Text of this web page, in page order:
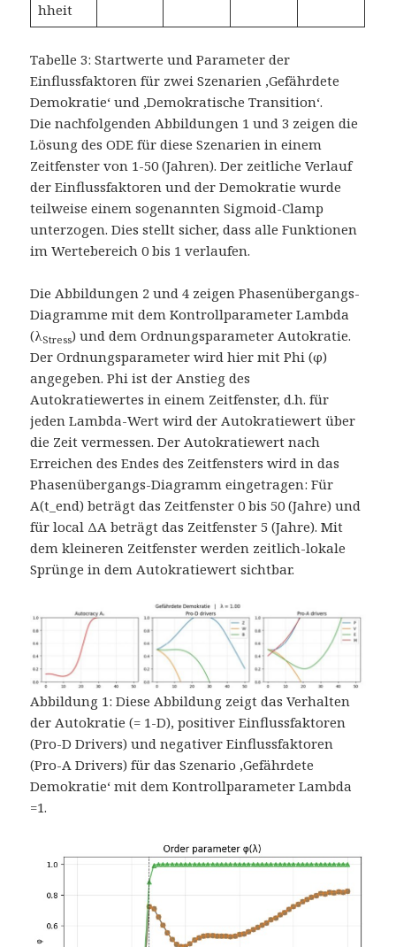
hheit
Tabelle 3: Startwerte und Parameter der
Einflussfaktoren für zwei Szenarien ‚Gefährdete
Demokratie‘ und ‚Demokratische Transition‘.
Die nachfolgenden Abbildungen 1 und 3 zeigen die
Lösung des ODE für diese Szenarien in einem
Zeitfenster von 1-50 (Jahren). Der zeitliche Verlauf
der Einflussfaktoren und der Demokratie wurde
teilweise einem sogenannten Sigmoid-Clamp
unterzogen. Dies stellt sicher, dass alle Funktionen
im Wertebereich 0 bis 1 verlaufen.
Die Abbildungen 2 und 4 zeigen Phasenübergangs-
Diagramme mit dem Kontrollparameter Lambda
(λStress) und dem Ordnungsparameter Autokratie.
Der Ordnungsparameter wird hier mit Phi (φ)
angegeben. Phi ist der Anstieg des
Autokratiewertes in einem Zeitfenster, d.h. für
jeden Lambda-Wert wird der Autokratiewert über
die Zeit vermessen. Der Autokratiewert nach
Erreichen des Endes des Zeitfensters wird in das
Phasenübergangs-Diagramm eingetragen: Für
A(t_end) beträgt das Zeitfenster 0 bis 50 (Jahre) und
für local ΔA beträgt das Zeitfenster 5 (Jahre). Mit
dem kleineren Zeitfenster werden zeitlich-lokale
Sprünge in dem Autokratiewert sichtbar.
Abbildung 1: Diese Abbildung zeigt das Verhalten
der Autokratie (= 1-D), positiver Einflussfaktoren
(Pro-D Drivers) und negativer Einflussfaktoren
(Pro-A Drivers) für das Szenario ‚Gefährdete
Demokratie‘ mit dem Kontrollparameter Lambda
=1.